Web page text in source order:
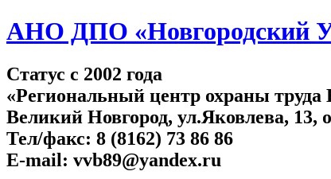
АНО ДПО «Новгородский
Статус c 2002 года
«Региональный центр охраны труда
Великий Новгород, ул.Яковлева, 13,
Тел/факс: 8 (8162) 73 86 86
E-mail: vvb89@yandex.ru